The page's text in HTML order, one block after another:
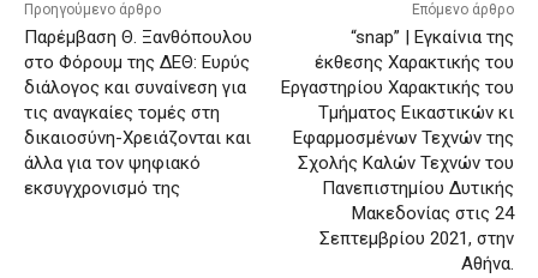
Προηγούμενο άρθρο
Παρέμβαση Θ. Ξανθόπουλου
στο Φόρουμ της ΔΕΘ: Ευρύς
διάλογος και συναίνεση για
τις αναγκαίες τομές στη
δικαιοσύνη-Χρειάζονται και
άλλα για τον ψηφιακό
εκσυγχρονισμό της
Επόμενο άρθρο
“snap” | Εγκαίνια της
έκθεσης Χαρακτικής του
Εργαστηρίου Χαρακτικής του
Τμήματος Εικαστικών κι
Εφαρμοσμένων Τεχνών της
Σχολής Καλών Τεχνών του
Πανεπιστημίου Δυτικής
Μακεδονίας στις 24
Σεπτεμβρίου 2021, στην
Αθήνα.